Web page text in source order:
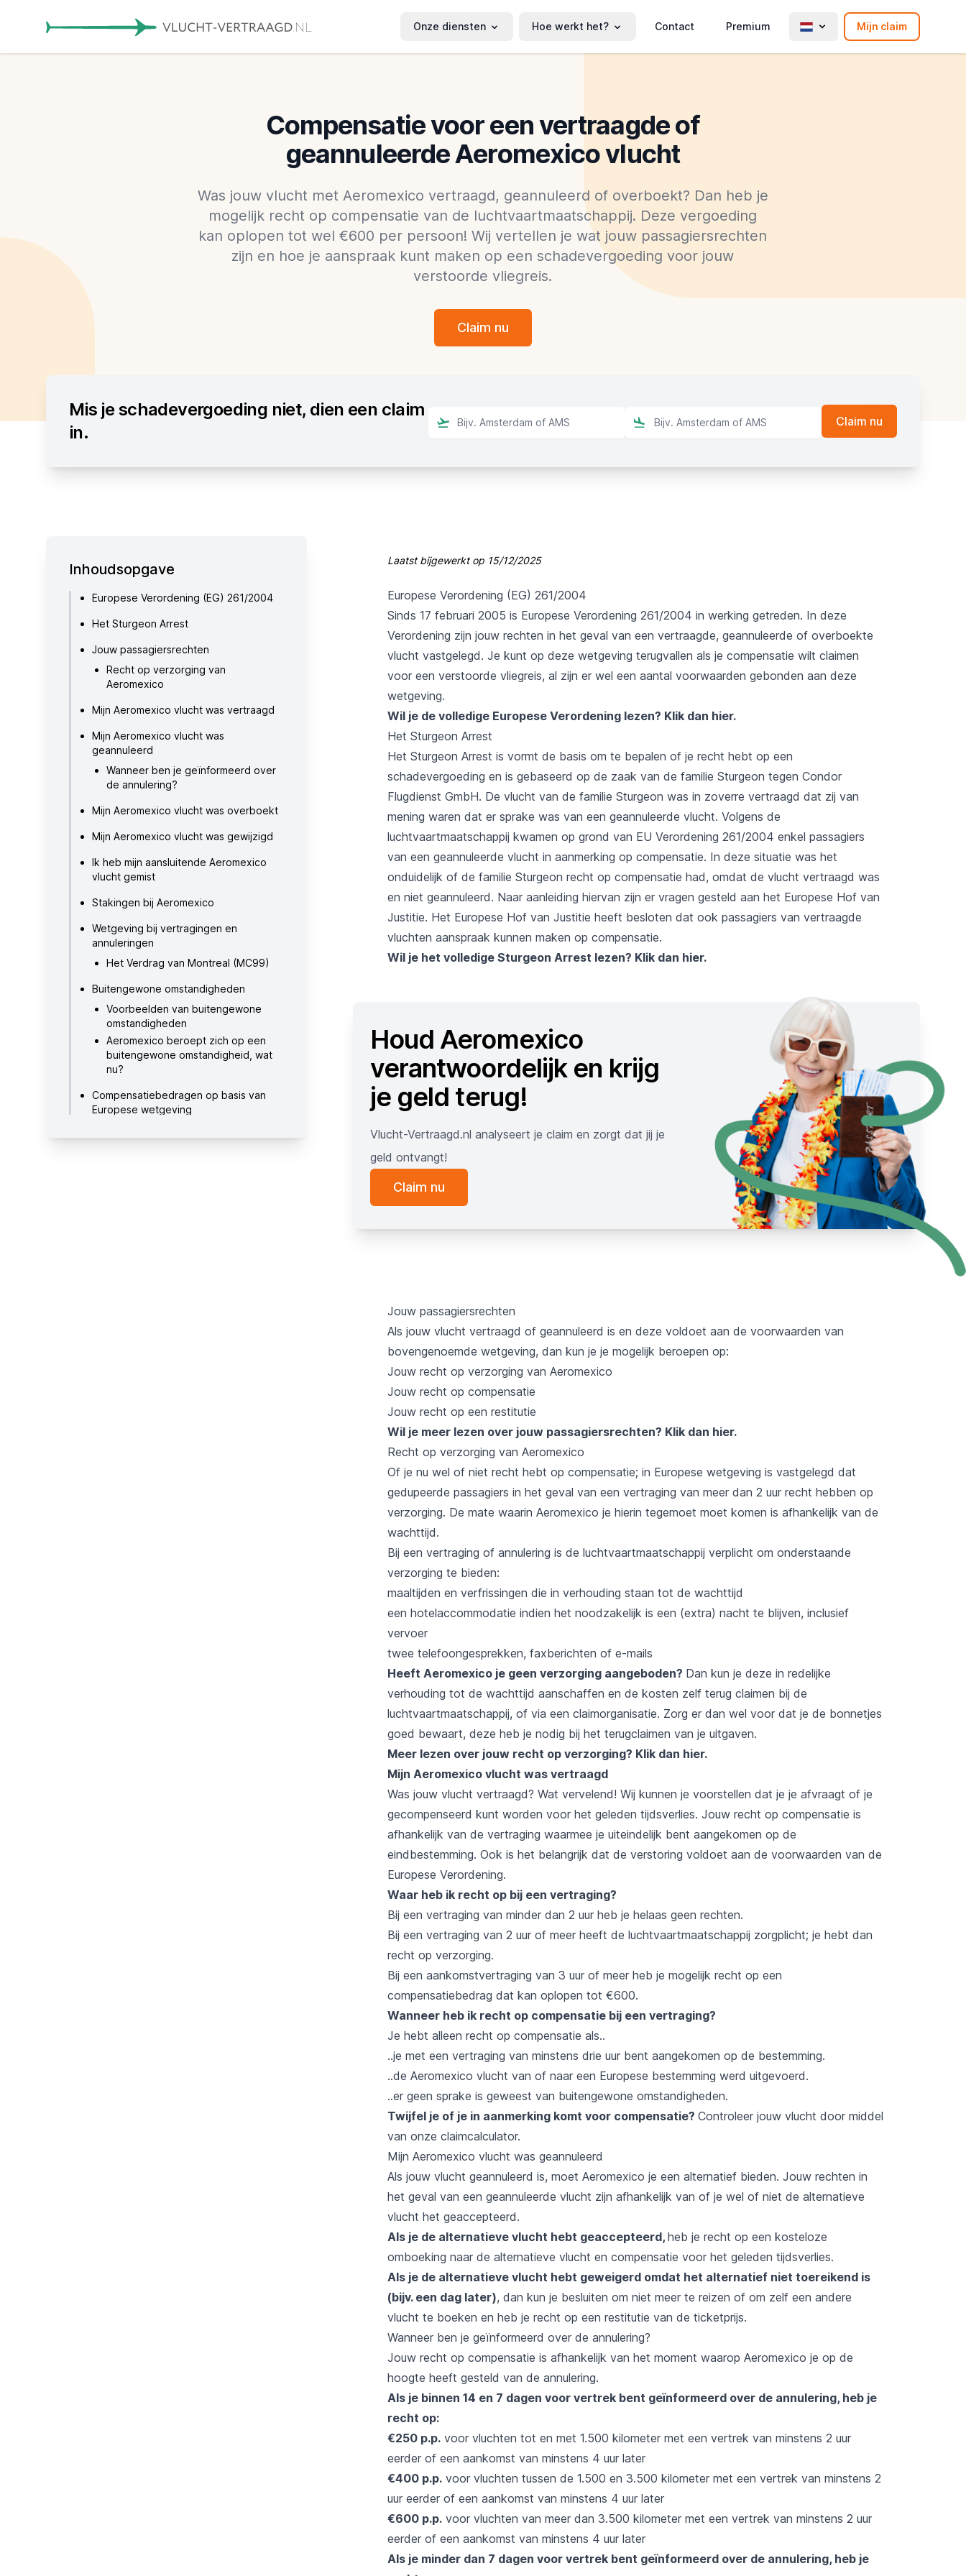
Onze diensten Hoe werkt het? Contact Premium Mijn claim
Compensatie voor een vertraagde of
geannuleerde Aeromexico vlucht
Was jouw vlucht met Aeromexico vertraagd, geannuleerd of overboekt? Dan heb je
mogelijk recht op compensatie van de luchtvaartmaatschappij. Deze vergoeding
kan oplopen tot wel €600 per persoon! Wij vertellen je wat jouw passagiersrechten
zijn en hoe je aanspraak kunt maken op een schadevergoeding voor jouw
verstoorde vliegreis.
Claim nu
Mis je schadevergoeding niet, dien een claim
in.
Inhoudsopgave
Europese Verordening (EG) 261/2004
Het Sturgeon Arrest
Jouw passagiersrechten
Recht op verzorging van
Aeromexico
Mijn Aeromexico vlucht was vertraagd
Mijn Aeromexico vlucht was
geannuleerd
Wanneer ben je geïnformeerd over
de annulering?
Mijn Aeromexico vlucht was overboekt
Mijn Aeromexico vlucht was gewijzigd
Ik heb mijn aansluitende Aeromexico
vlucht gemist
Stakingen bij Aeromexico
Wetgeving bij vertragingen en
annuleringen
Het Verdrag van Montreal (MC99)
Buitengewone omstandigheden
Voorbeelden van buitengewone
omstandigheden
Aeromexico beroept zich op een
buitengewone omstandigheid, wat
nu?
Compensatiebedragen op basis van
Europese wetgeving
Laatst bijgewerkt op 15/12/2025
Europese Verordening (EG) 261/2004
Sinds 17 februari 2005 is Europese Verordening 261/2004 in werking getreden. In deze
Verordening zijn jouw rechten in het geval van een vertraagde, geannuleerde of overboekte
vlucht vastgelegd. Je kunt op deze wetgeving terugvallen als je compensatie wilt claimen
voor een verstoorde vliegreis, al zijn er wel een aantal voorwaarden gebonden aan deze
wetgeving.
Wil je de volledige Europese Verordening lezen? Klik dan hier.
Het Sturgeon Arrest
Het Sturgeon Arrest is vormt de basis om te bepalen of je recht hebt op een
schadevergoeding en is gebaseerd op de zaak van de familie Sturgeon tegen Condor
Flugdienst GmbH. De vlucht van de familie Sturgeon was in zoverre vertraagd dat zij van
mening waren dat er sprake was van een geannuleerde vlucht. Volgens de
luchtvaartmaatschappij kwamen op grond van EU Verordening 261/2004 enkel passagiers
van een geannuleerde vlucht in aanmerking op compensatie. In deze situatie was het
onduidelijk of de familie Sturgeon recht op compensatie had, omdat de vlucht vertraagd was
en niet geannuleerd. Naar aanleiding hiervan zijn er vragen gesteld aan het Europese Hof van
Justitie. Het Europese Hof van Justitie heeft besloten dat ook passagiers van vertraagde
vluchten aanspraak kunnen maken op compensatie.
Wil je het volledige Sturgeon Arrest lezen? Klik dan hier.
Houd Aeromexico
verantwoordelijk en krijg
je geld terug!
Vlucht-Vertraagd.nl analyseert je claim en zorgt dat jij je
geld ontvangt!
Claim nu
Jouw passagiersrechten
Als jouw vlucht vertraagd of geannuleerd is en deze voldoet aan de voorwaarden van
bovengenoemde wetgeving, dan kun je je mogelijk beroepen op:
Jouw recht op verzorging van Aeromexico
Jouw recht op compensatie
Jouw recht op een restitutie
Wil je meer lezen over jouw passagiersrechten? Klik dan hier.
Recht op verzorging van Aeromexico
Of je nu wel of niet recht hebt op compensatie; in Europese wetgeving is vastgelegd dat
gedupeerde passagiers in het geval van een vertraging van meer dan 2 uur recht hebben op
verzorging. De mate waarin Aeromexico je hierin tegemoet moet komen is afhankelijk van de
wachttijd.
Bij een vertraging of annulering is de luchtvaartmaatschappij verplicht om onderstaande
verzorging te bieden:
maaltijden en verfrissingen die in verhouding staan tot de wachttijd
een hotelaccommodatie indien het noodzakelijk is een (extra) nacht te blijven, inclusief
vervoer
twee telefoongesprekken, faxberichten of e-mails
Heeft Aeromexico je geen verzorging aangeboden? Dan kun je deze in redelijke
verhouding tot de wachttijd aanschaffen en de kosten zelf terug claimen bij de
luchtvaartmaatschappij, of via een claimorganisatie. Zorg er dan wel voor dat je de bonnetjes
goed bewaart, deze heb je nodig bij het terugclaimen van je uitgaven.
Meer lezen over jouw recht op verzorging? Klik dan hier.
Mijn Aeromexico vlucht was vertraagd
Was jouw vlucht vertraagd? Wat vervelend! Wij kunnen je voorstellen dat je je afvraagt of je
gecompenseerd kunt worden voor het geleden tijdsverlies. Jouw recht op compensatie is
afhankelijk van de vertraging waarmee je uiteindelijk bent aangekomen op de
eindbestemming. Ook is het belangrijk dat de verstoring voldoet aan de voorwaarden van de
Europese Verordening.
Waar heb ik recht op bij een vertraging?
Bij een vertraging van minder dan 2 uur heb je helaas geen rechten.
Bij een vertraging van 2 uur of meer heeft de luchtvaartmaatschappij zorgplicht; je hebt dan
recht op verzorging.
Bij een aankomstvertraging van 3 uur of meer heb je mogelijk recht op een
compensatiebedrag dat kan oplopen tot €600.
Wanneer heb ik recht op compensatie bij een vertraging?
Je hebt alleen recht op compensatie als..
..je met een vertraging van minstens drie uur bent aangekomen op de bestemming.
..de Aeromexico vlucht van of naar een Europese bestemming werd uitgevoerd.
..er geen sprake is geweest van buitengewone omstandigheden.
Twijfel je of je in aanmerking komt voor compensatie? Controleer jouw vlucht door middel
van onze claimcalculator.
Mijn Aeromexico vlucht was geannuleerd
Als jouw vlucht geannuleerd is, moet Aeromexico je een alternatief bieden. Jouw rechten in
het geval van een geannuleerde vlucht zijn afhankelijk van of je wel of niet de alternatieve
vlucht het geaccepteerd.
Als je de alternatieve vlucht hebt geaccepteerd, heb je recht op een kosteloze
omboeking naar de alternatieve vlucht en compensatie voor het geleden tijdsverlies.
Als je de alternatieve vlucht hebt geweigerd omdat het alternatief niet toereikend is
(bijv. een dag later), dan kun je besluiten om niet meer te reizen of om zelf een andere
vlucht te boeken en heb je recht op een restitutie van de ticketprijs.
Wanneer ben je geïnformeerd over de annulering?
Jouw recht op compensatie is afhankelijk van het moment waarop Aeromexico je op de
hoogte heeft gesteld van de annulering.
Als je binnen 14 en 7 dagen voor vertrek bent geïnformeerd over de annulering, heb je
recht op:
€250 p.p.voor vluchten tot en met 1.500 kilometer met een vertrek van minstens 2 uur
eerder of een aankomst van minstens 4 uur later
€400 p.p.voor vluchten tussen de 1.500 en 3.500 kilometer met een vertrek van minstens 2
uur eerder of een aankomst van minstens 4 uur later
€600 p.p.voor vluchten van meer dan 3.500 kilometer met een vertrek van minstens 2 uur
eerder of een aankomst van minstens 4 uur later
Als je minder dan 7 dagen voor vertrek bent geïnformeerd over de annulering, heb je